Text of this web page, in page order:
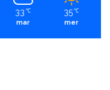
33 ℃
mar
35 ℃
mer